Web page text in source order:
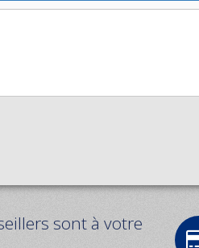
sont à votre